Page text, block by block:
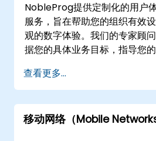
NobleProg提供定制化的用户
服务，旨在帮助您的组织有效
观的数字体验。我们的专家顾
据您的具体业务目标，指导您
或线下实施提供。远程咨询通过
环境进行，确保无论地点如何
线下咨询可以在的客户场所或
中心进行，从而更深入地与内部
查看更多...
移动网络（Mobile Networks